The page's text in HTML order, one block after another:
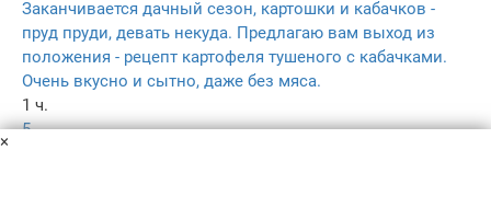
Заканчивается дачный сезон, картошки и кабачков -
пруд пруди, девать некуда. Предлагаю вам выход из
положения - рецепт картофеля тушеного с кабачками.
Очень вкусно и сытно, даже без мяса.
1 ч.
5
×